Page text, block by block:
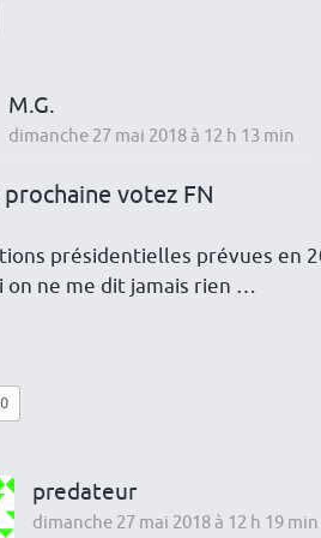
M.G.
dimanche 27 mai 2018 à 12 h 13 min
prochaine votez FN
présidentielles prévues en
on ne me dit jamais rien …
0
predateur
dimanche 27 mai 2018 à 12 h 19 min